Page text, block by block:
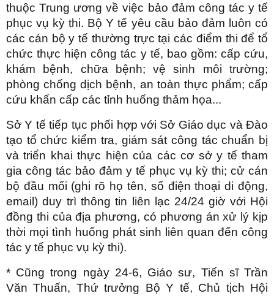
thuộc Trung ương về việc bảo đảm công tác y tế
phục vụ kỳ thi. Bộ Y tế yêu cầu bảo đảm luôn có
các cán bộ y tế thường trực tại các điểm thi để tổ
chức thực hiện công tác y tế, bao gồm: cấp cứu,
khám bệnh, chữa bệnh; vệ sinh môi trường;
phòng chống dịch bệnh, an toàn thực phẩm; cấp
cứu khẩn cấp các tỉnh huống thảm họa...
Sở Y tế tiếp tục phối hợp với Sở Giáo dục và Đào
tạo tổ chức kiểm tra, giám sát công tác chuẩn bị
và triển khai thực hiện của các cơ sở y tế tham
gia công tác bảo đảm y tế phục vụ kỳ thi; cử cán
bộ đầu mối (ghi rõ họ tên, số điện thoại di động,
email) duy trì thông tin liên lạc 24/24 giờ với Hội
đồng thi của địa phương, có phương án xử lý kịp
thời mọi tình huống phát sinh liên quan đến công
tác y tế phục vụ kỳ thi).
* Cũng trong ngày 24-6, Giáo sư, Tiến sĩ Trần
Văn Thuấn, Thứ trưởng Bộ Y tế, Chủ tịch Hội